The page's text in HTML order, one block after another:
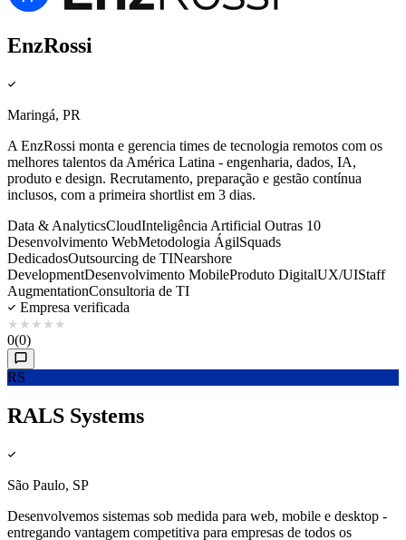
EnzRossi
Maringá, PR
A EnzRossi monta e gerencia times de tecnologia remotos com os
melhores talentos da América Latina - engenharia, dados, IA,
produto e design. Recrutamento, preparação e gestão contínua
inclusos, com a primeira shortlist em 3 dias.
Data & AnalyticsCloudInteligência Artificial Outras 10
Desenvolvimento WebMetodologia ÁgilSquads
DedicadosOutsourcing de TINearshore
DevelopmentDesenvolvimento MobileProduto DigitalUX/UIStaff
AugmentationConsultoria de TI
Empresa verificada
★ ★ ★ ★ ★
0(0)
RS
RALS Systems
São Paulo, SP
Desenvolvemos sistemas sob medida para web, mobile e desktop -
entregando vantagem competitiva para empresas de todos os